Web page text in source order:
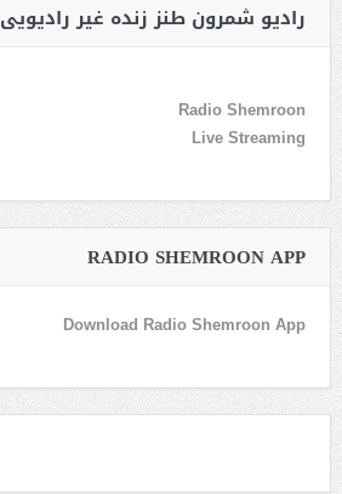
رادیو شمرون طنز زنده غیر رادیویی
Radio Shemroon
Live Streaming
RADIO SHEMROON APP
Download Radio Shemroon App